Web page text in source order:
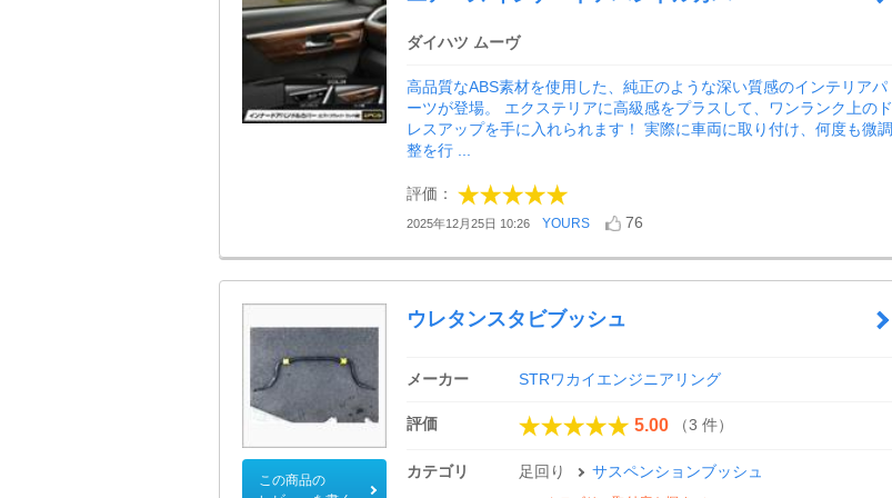
ダイハツ ムーヴ
高品質なABS素材を使用した、純正のような深い質感のインテリアパ
ーツが登場。 エクステリアに高級感をプラスして、ワンランク上のド
レスアップを手に入れられます！ 実際に車両に取り付け、何度も微調
整を行 ...
評価：
2025年12月25日 10:26 YOURS 76
この商品の
ウレタンスタビブッシュ
メーカー STRワカイエンジニアリング
評価 5.00 （3 件）
カテゴリ 足回り サスペンションブッシュ